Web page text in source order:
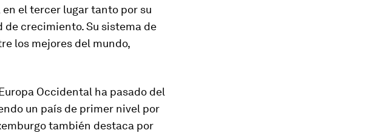
el tercer lugar tanto por su
crecimiento. Su sistema de
los mejores del mundo,
Occidental ha pasado del
un país de primer nivel por
también destaca por